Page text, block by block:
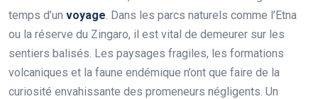
temps d’un voyage . Dans les parcs naturels comme l’Etna
ou la réserve du Zingaro, il est vital de demeurer sur les
sentiers balisés. Les paysages fragiles, les formations
volcaniques et la faune endémique n’ont que faire de la
curiosité envahissante des promeneurs négligents. Un